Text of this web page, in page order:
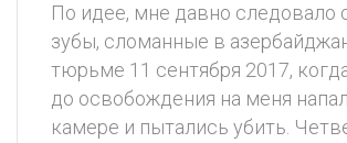
По идее, мне давно следовало
зубы, сломанные в
тюрьме 11 сентября 2017,
до освобождения на меня
камере и пытались убить.